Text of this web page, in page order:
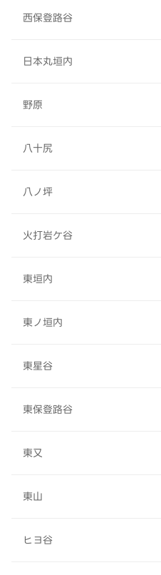
西保登路谷
日本丸垣内
野原
八十尻
八ノ坪
火打岩ケ谷
東垣内
東ノ垣内
東星谷
東保登路谷
東又
東山
ヒヨ谷